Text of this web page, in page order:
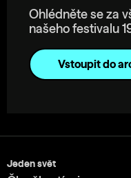
Ohlédněte se za
našeho festivalu
Vstoupit do
Jeden svět